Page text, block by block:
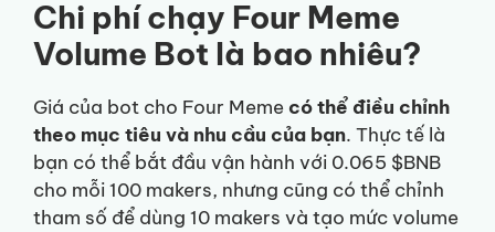
Chi phí chạy Four Meme
Volume Bot là bao nhiêu?
Giá của bot cho Four Memecó thể điều chỉnh
theo mục tiêu và nhu cầu của bạn. Thực tế là
bạn có thể bắt đầu vận hành với 0.065 $BNB
cho mỗi 100 makers, nhưng cũng có thể chỉnh
tham số để dùng 10 makers và tạo mức volume